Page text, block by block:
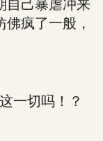
己暴虐冲来
疯了一般，
一切吗！？